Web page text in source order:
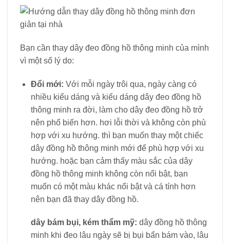
Bạn cần thay dây đeo đồng hồ thông minh của mình
vì một số lý do:
Đổi mới: Với mỗi ngày trôi qua, ngày càng có
nhiều kiểu dáng và kiểu dáng dây đeo đồng hồ
thông minh ra đời, làm cho dây đeo đồng hồ trở
nên phổ biến hơn. hơi lỗi thời và không còn phù
hợp với xu hướng. thì bạn muốn thay một chiếc
dây đồng hồ thông minh mới để phù hợp với xu
hướng. hoặc bạn cảm thấy màu sắc của dây
đồng hồ thông minh không còn nổi bật, bạn
muốn có một màu khác nổi bật và cá tính hơn
nên bạn đã thay dây đồng hồ.
dây bám bụi, kém thẩm mỹ: dây đồng hồ thông
minh khi đeo lâu ngày sẽ bị bụi bẩn bám vào, lâu